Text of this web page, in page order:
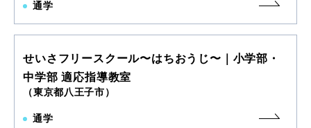
通学
せいさフリースクール〜はちおうじ〜｜小学部・
中学部 適応指導教室
（東京都八王子市）
通学